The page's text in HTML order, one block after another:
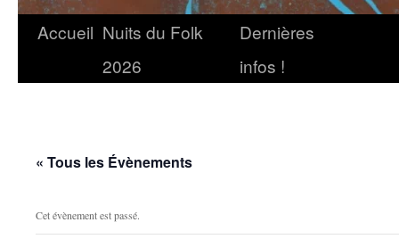
Accueil Nuits du Folk
2026
Dernières
infos !
« Tous les Évènements
Cet évènement est passé.